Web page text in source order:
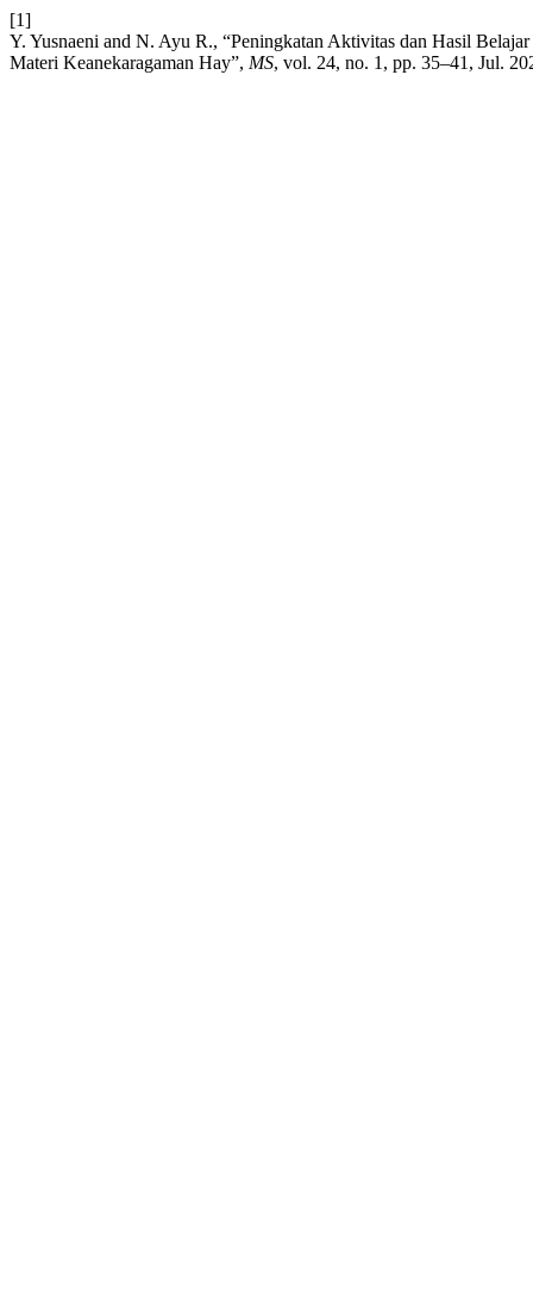
[1]
Y. Yusnaeni and N. Ayu R., “Peningkatan Aktivitas dan Hasil
Materi Keanekaragaman Hay”, MS, vol. 24, no. 1, pp. 35–41, Jul.